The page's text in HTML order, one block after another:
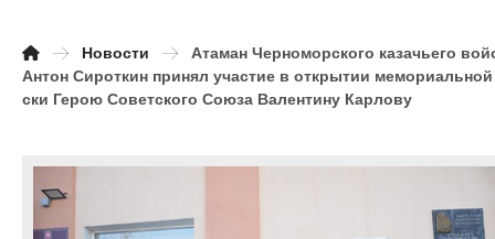
Новости
Атаман Черноморского казачьего
Антон Сироткин принял участие в открытии
ски Герою Советского Союза Валентину Карлову